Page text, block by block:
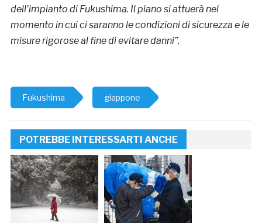
dell’impianto di Fukushima. Il piano si attuerà nel
momento in cui ci saranno le condizioni di sicurezza e le
misure rigorose al fine di evitare danni”.
Fukushima giappone
POTREBBE INTERESSARTI ANCHE